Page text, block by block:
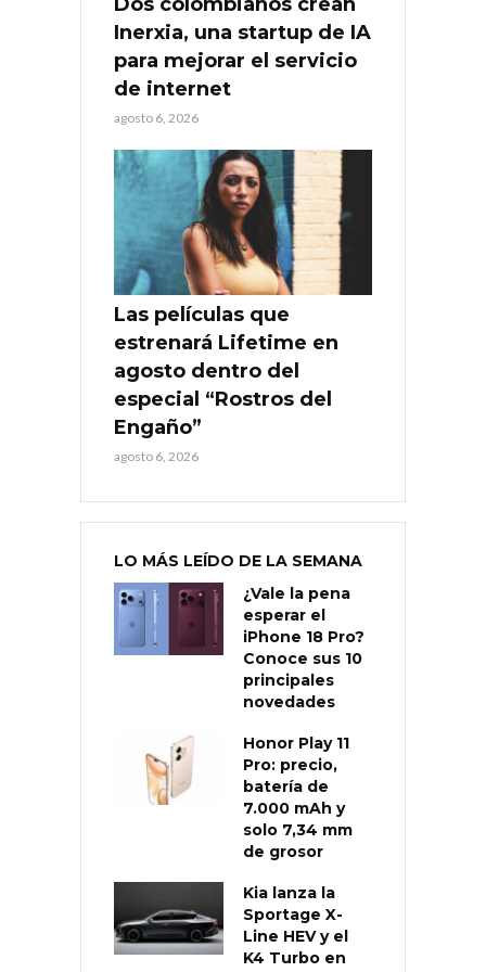
Inerxia, una startup de IA
para mejorar el servicio
de internet
agosto 6, 2026
Las películas que
estrenará Lifetime en
agosto dentro del
especial “Rostros del
Engaño”
agosto 6, 2026
LO MÁS LEÍDO DE LA SEMANA
¿Vale la pena
esperar el
iPhone 18 Pro?
Conoce sus 10
principales
novedades
Honor Play 11
Pro: precio,
batería de
7.000 mAh y
solo 7,34 mm
de grosor
Kia lanza la
Sportage X-
Line HEV y el
K4 Turbo en